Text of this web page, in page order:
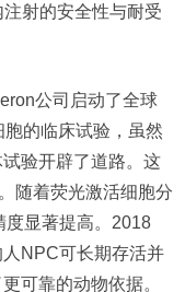
射的安全性与耐受
公司启动了全球
的临床试验，虽然
验开辟了道路。这
随着荧光激活细胞分
度显著提高。2018
NPC可长期存活并
可靠的动物依据。